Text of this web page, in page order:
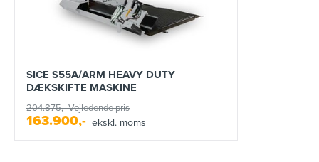
SICE S55A/ARM HEAVY DUTY
DÆKSKIFTE MASKINE
204.875,-Vejledende pris
163.900,- ekskl. moms